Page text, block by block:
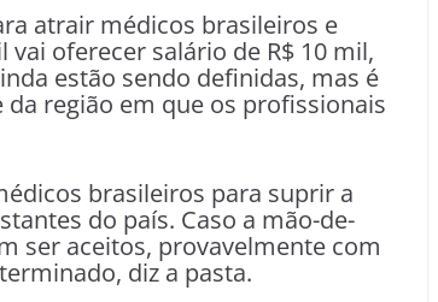
atrair médicos brasileiros e
oferecer salário de R$ 10 mil,
estão sendo definidas, mas é
região em que os profissionais
brasileiros para suprir a
do país. Caso a mão-de-
ser aceitos, provavelmente com
diz a pasta.